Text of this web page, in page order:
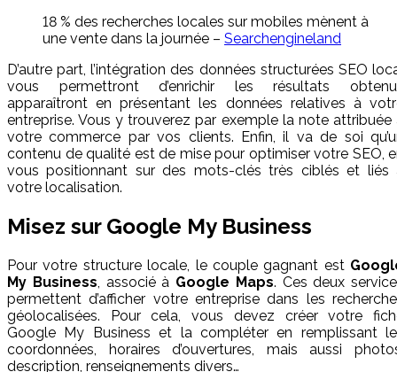
18 % des recherches locales sur mobiles mènent à
une vente dans la journée – Searchengineland
D’autre part, l’intégration des données structurées SEO
vous permettront d’enrichir les résultats
apparaîtront en présentant les données relatives à
entreprise. Vous y trouverez par exemple la note attribuée
votre commerce par vos clients. Enfin, il va de soi
contenu de qualité est de mise pour optimiser votre SEO,
vous positionnant sur des mots-clés très ciblés et liés
votre localisation.
Misez sur Google My Business
Pour votre structure locale, le couple gagnant est
My Business , associé à Google Maps. Ces deux
permettent d’afficher votre entreprise dans les
géolocalisées. Pour cela, vous devez créer votre
Google My Business et la compléter en remplissant
coordonnées, horaires d’ouvertures, mais aussi
description, renseignements divers…